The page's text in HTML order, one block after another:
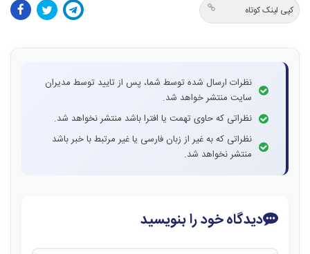
کپی لینک کوتاه
نظرات ارسال شده توسط شما، پس از تایید توسط مدیران
سایت منتشر خواهد شد.
نظراتی که حاوی تهمت یا افترا باشد منتشر نخواهد شد.
نظراتی که به غیر از زبان فارسی یا غیر مرتبط با خبر باشد
منتشر نخواهد شد.
دیدگاه خود را بنویسید